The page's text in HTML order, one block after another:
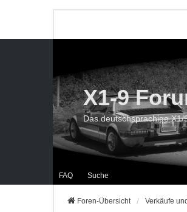
FAQ Suche
X1-9
Das deutschsprachige X1/
Foren-Übersicht Verkäufe